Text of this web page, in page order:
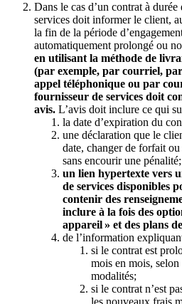
Dans le cas d’un contrat à
services doit informer le client,
la fin de la période
automatiquement prolongé ou
en utilisant la méthode de
(par exemple, par courriel,
appel téléphonique ou par
fournisseur de services doit
avis. L’avis doit inclure ce qui
la date d’expiration du
une déclaration que le
date, changer de forfait
sans encourir une pénalité;
un lien hypertexte vers
de services disponibles
contenir des
inclure à la fois des
appareil » et des plans
de l’information
si le contrat est
mois en mois, selon
modalités;
si le contrat n’est